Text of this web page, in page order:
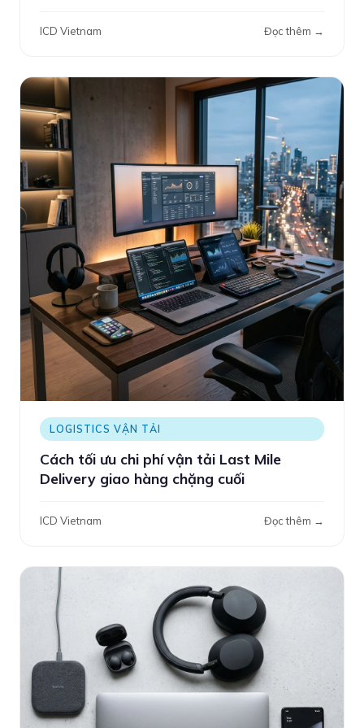
ICD Vietnam Đọc thêm →
LOGISTICS VẬN TẢI
Cách tối ưu chi phí vận tải Last Mile
Delivery giao hàng chặng cuối
ICD Vietnam Đọc thêm →